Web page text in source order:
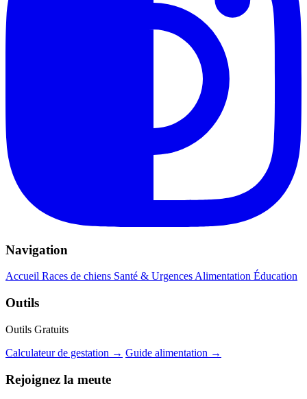
Navigation
Accueil Races de chiens Santé & UrgencesAlimentation Éducation
Outils
Outils Gratuits
Calculateur de gestation → Guide alimentation →
Rejoignez la meute